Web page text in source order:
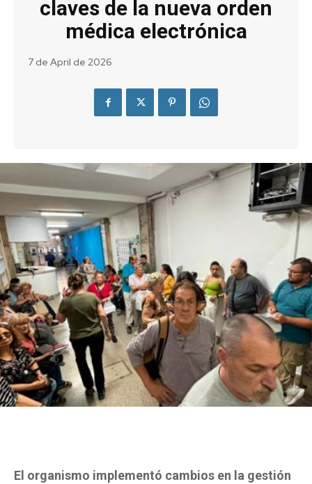
claves de la nueva orden
médica electrónica
7 de April de 2026
El organismo implementó cambios en la gestión